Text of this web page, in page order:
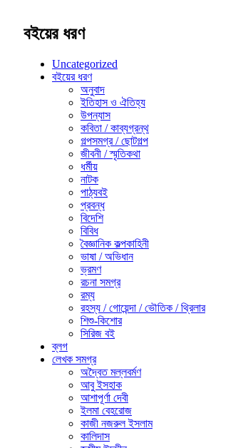
বইয়ের ধরণ
Uncategorized
বইয়ের ধরণ
অনুবাদ
ইতিহাস ও ঐতিহ্য
উপন্যাস
কবিতা / কাব্যগ্রন্থ
গল্পসমগ্র / ছোটগল্প
জীবনী / স্মৃতিকথা
ধর্মীয়
নাটক
পাঠ্যবই
প্রবন্ধ
বিদেশি
বিবিধ
বৈজ্ঞানিক কল্পকাহিনী
ভাষা / অভিধান
ভ্রমণ
রচনা সমগ্র
রম্য
রহস্য / গোয়েন্দা / ভৌতিক / থ্রিলার
শিশু-কিশোর
সিরিজ বই
ব্লগ
লেখক সমগ্র
অদ্বৈত মল্লবর্মণ
আবু ইসহাক
আশাপূর্ণা দেবী
ইলমা বেহরোজ
কাজী নজরুল ইসলাম
কালিদাস